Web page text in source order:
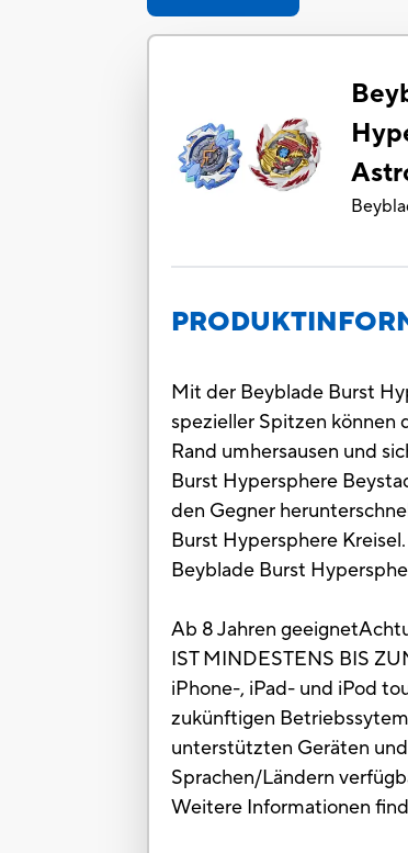
Mit der Beyblade Burst
spezieller Spitzen können
Rand umhersausen und
Burst Hypersphere
den Gegner
Burst Hypersphere
Beyblade Burst
Ab 8 Jahren
IST MINDESTENS BIS
iPhone-, iPad- und iPod
zukünftigen
unterstützten Geräten
Sprachen/Ländern
Weitere Informationen